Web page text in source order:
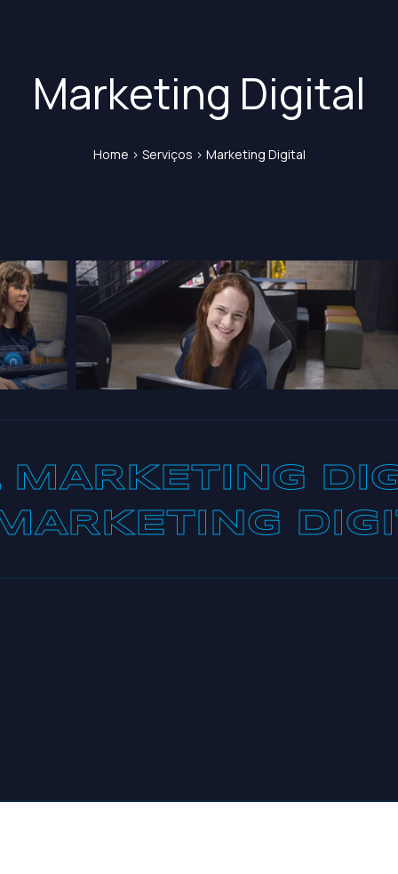
Marketing Digital
Home > Serviços > Marketing Digital
MARKETING